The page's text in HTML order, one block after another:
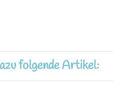
folgende Artikel: